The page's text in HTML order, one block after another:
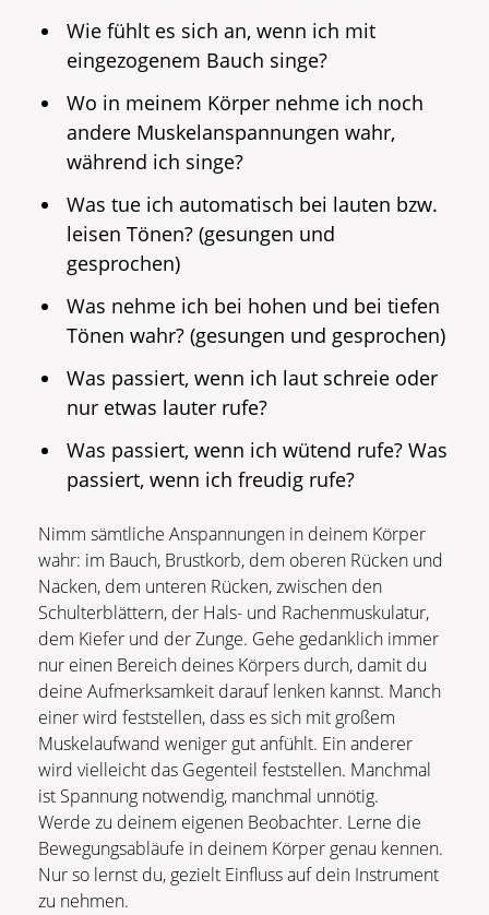
Wie fühlt es sich an, wenn ich mit
eingezogenem Bauch singe?
Wo in meinem Körper nehme ich noch
andere Muskelanspannungen wahr,
während ich singe?
Was tue ich automatisch bei lauten bzw.
leisen Tönen? (gesungen und
gesprochen)
Was nehme ich bei hohen und bei tiefen
Tönen wahr? (gesungen und gesprochen)
Was passiert, wenn ich laut schreie oder
nur etwas lauter rufe?
Was passiert, wenn ich wütend rufe? Was
passiert, wenn ich freudig rufe?
Nimm sämtliche Anspannungen in deinem Körper
wahr: im Bauch, Brustkorb, dem oberen Rücken und
Nacken, dem unteren Rücken, zwischen den
Schulterblättern, der Hals- und Rachenmuskulatur,
dem Kiefer und der Zunge. Gehe gedanklich immer
nur einen Bereich deines Körpers durch, damit du
deine Aufmerksamkeit darauf lenken kannst. Manch
einer wird feststellen, dass es sich mit großem
Muskelaufwand weniger gut anfühlt. Ein anderer
wird vielleicht das Gegenteil feststellen. Manchmal
ist Spannung notwendig, manchmal unnötig.
Werde zu deinem eigenen Beobachter. Lerne die
Bewegungsabläufe in deinem Körper genau kennen.
Nur so lernst du, gezielt Einfluss auf dein Instrument
zu nehmen.